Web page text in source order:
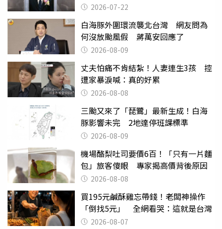
2026-07-22
白海豚外圍環流襲北台灣 網友問為
何沒放颱風假 蔣萬安回應了
2026-08-09
丈夫怕痛不肯結紮！人妻連生3孩 控
遭家暴淚喊：真的好累
2026-08-08
三颱又來了「琵鷺」最新生成！白海
豚影響未完 2地達停班課標準
2026-08-09
機場酪梨吐司要價6百！「只有一片麵
包」旅客傻眼 專家揭高價背後原因
2026-08-08
買195元鹹酥雞忘帶錢！老闆神操作
「倒找5元」 全網看哭：這就是台灣
2026-08-07